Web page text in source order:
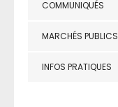
COMMUNIQUÉS
MARCHÉS PUBLICS
INFOS PRATIQUES